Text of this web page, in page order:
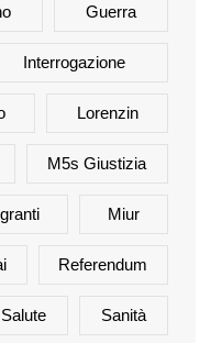
Guerra
Interrogazione
Lorenzin
M5s Giustizia
Miur
Referendum
Salute Sanità